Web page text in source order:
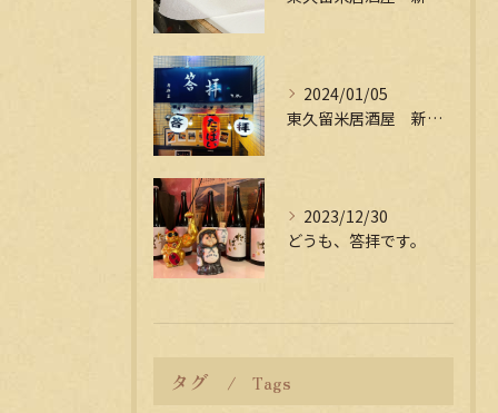
2024/01/05
東久留米居酒屋 新年会受付中
2023/12/30
どうも、答拝です。
タグ Tags